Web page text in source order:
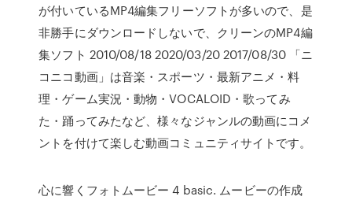
が付いているMP4編集フリーソフトが多いので、是
非勝手にダウンロードしないで、クリーンのMP4編
集ソフト 2010/08/18 2020/03/20 2017/08/30 「ニ
コニコ動画」は音楽・スポーツ・最新アニメ・料
理・ゲーム実況・動物・VOCALOID・歌ってみ
た・踊ってみたなど、様々なジャンルの動画にコメ
ントを付けて楽しむ動画コミュニティサイトです。
心に響くフォトムービー 4 basic. ムービーの作成